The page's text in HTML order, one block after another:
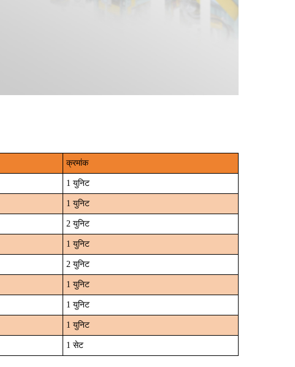
क्रमांक
1 युनिट
1 युनिट
2 युनिट
1 युनिट
2 युनिट
1 युनिट
1 युनिट
1 युनिट
1 सेट